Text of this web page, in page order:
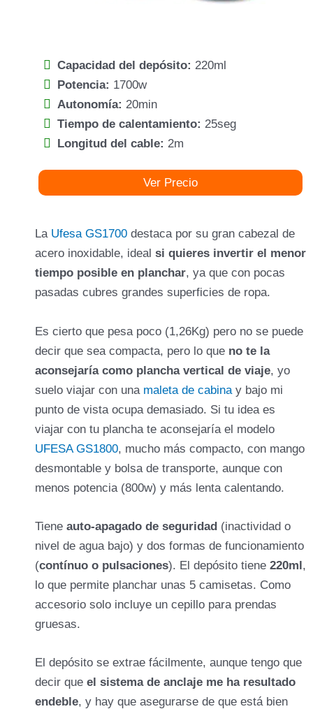
Capacidad del depósito: 220ml
Potencia: 1700w
Autonomía: 20min
Tiempo de calentamiento: 25seg
Longitud del cable: 2m
Ver Precio
La Ufesa GS1700 destaca por su gran cabezal de
acero inoxidable, ideal si quieres invertir el menor
tiempo posible en planchar, ya que con pocas
pasadas cubres grandes superficies de ropa.
Es cierto que pesa poco (1,26Kg) pero no se puede
decir que sea compacta, pero lo que no te la
aconsejaría como plancha vertical de viaje, yo
suelo viajar con una maleta de cabina y bajo mi
punto de vista ocupa demasiado. Si tu idea es
viajar con tu plancha te aconsejaría el modelo
UFESA GS1800, mucho más compacto, con mango
desmontable y bolsa de transporte, aunque con
menos potencia (800w) y más lenta calentando.
Tiene auto-apagado de seguridad (inactividad o
nivel de agua bajo) y dos formas de funcionamiento
(contínuo o pulsaciones). El depósito tiene 220ml,
lo que permite planchar unas 5 camisetas. Como
accesorio solo incluye un cepillo para prendas
gruesas.
El depósito se extrae fácilmente, aunque tengo que
decir que el sistema de anclaje me ha resultado
endeble, y hay que asegurarse de que está bien